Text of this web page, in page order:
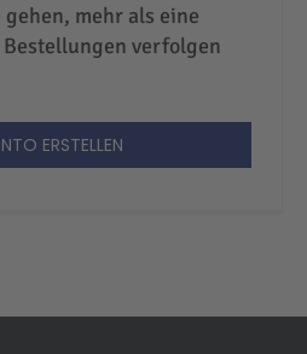
mehr als eine
verfolgen
ERSTELLEN